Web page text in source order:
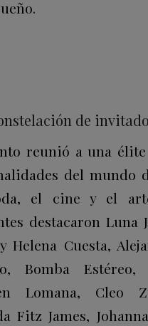
de
reunió a una
del mundo
el cine y el
destacaron Luna
Helena Cuesta,
Bomba
Lomana, Cleo
Fitz James,